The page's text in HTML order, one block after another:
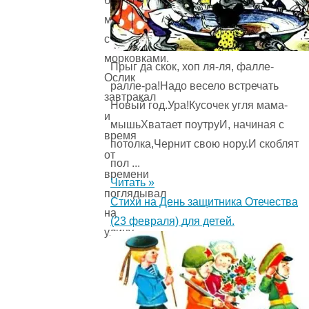
мисочка
с
морковками.
Ослик
завтракал
и
время
от
времени
поглядывал
на
улицу.
Прыг да скок, хоп ля-ля, фалле-
ралле-ра!Надо весело встречать
Новый год.Ура!Кусочек угля мама-
мышьХватает поутруИ, начиная с
потолка,Чернит свою нору.И скоблят
пол ...
Читать »
Стихи на День защитника Отечества
(23 февраля) для детей.